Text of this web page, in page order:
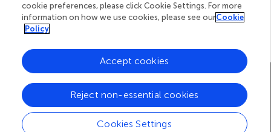
לצפייה בכל המאמרים
דף הבית של Frontiers בלוג צרו קשר
© 2026 Frontiers Media S.A.
cookie preferences, please click Cookie Settings. For more
information on how we use cookies, please see ourCookie
Policy
Cookies Settings
Reject non-essential cookies
Accept cookies